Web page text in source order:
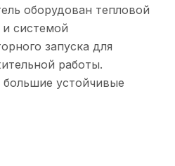
оборудован тепловой
системой
запуска для
работы.
устойчивые